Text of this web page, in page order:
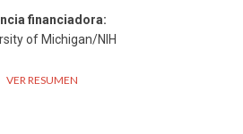
financiadora:
of Michigan/NIH
VER RESUMEN